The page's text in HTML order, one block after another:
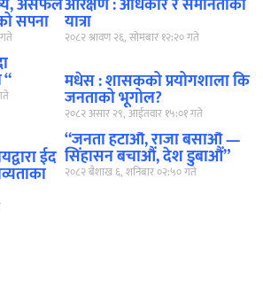
असफल
सपना
आरक्षण : अधिकार र समानताको
यात्रा
२०८२ श्रावण २६, सोमबार १२:२० गते
मधेस : शासकको प्रयोगशाला कि
जनताको भूगोल?
२०८२ असार २९, आईतवार १५:०१ गते
ईद
“जनता हटाऔं, राजा बसाऔं —
सिंहासन बचाऔं, देश डुबाऔं”
२०८२ बैशाख ६, शनिबार ०२:५० गते